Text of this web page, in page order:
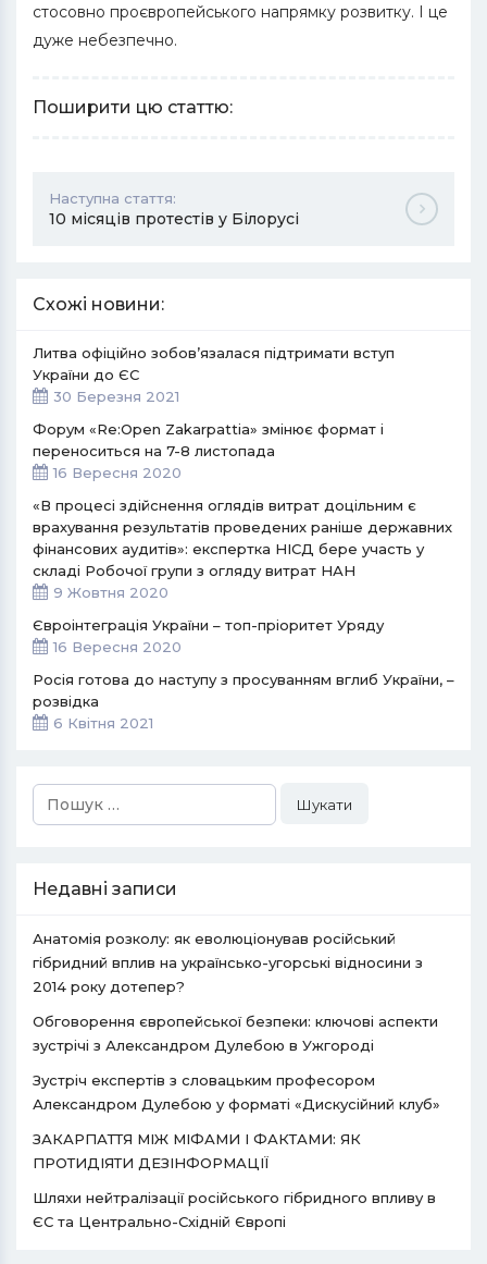
стосовно проєвропейського напрямку розвитку. І це
дуже небезпечно.
Поширити цю статтю:
Наступна стаття:
10 місяців протестів у Білорусі
Схожі новини:
Литва офіційно зобов’язалася підтримати вступ
України до ЄС
30 Березня 2021
Форум «Re:Open Zakarpattia» змінює формат і
переноситься на 7-8 листопада
16 Вересня 2020
«В процесі здійснення оглядів витрат доцільним є
врахування результатів проведених раніше державних
фінансових аудитів»: експертка НІСД бере участь у
складі Робочої групи з огляду витрат НАН
9 Жовтня 2020
Євроінтеграція України – топ-пріоритет Уряду
16 Вересня 2020
Росія готова до наступу з просуванням вглиб України, –
розвідка
6 Квітня 2021
Пошук:
Недавні записи
Анатомія розколу: як еволюціонував російський
гібридний вплив на українсько-угорські відносини з
2014 року дотепер?
Обговорення європейської безпеки: ключові аспекти
зустрічі з Александром Дулебою в Ужгороді
Зустріч експертів з словацьким професором
Александром Дулебою у форматі «Дискусійний клуб»
ЗАКАРПАТТЯ МІЖ МІФАМИ І ФАКТАМИ: ЯК
ПРОТИДІЯТИ ДЕЗІНФОРМАЦІЇ
Шляхи нейтралізації російського гібридного впливу в
ЄС та Центрально-Східній Європі